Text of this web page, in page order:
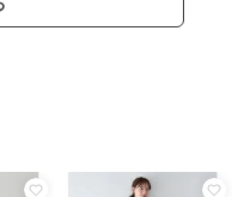
録して頂くと再入荷情報が
できます。ぜひご登録くだ